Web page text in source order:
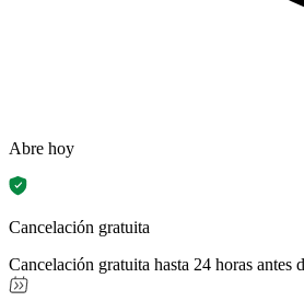
Abre hoy
Cancelación gratuita
Cancelación gratuita hasta 24 horas antes